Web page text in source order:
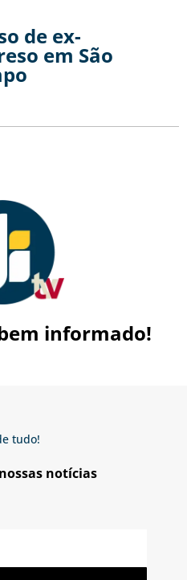
de ex-
em São
informado!
tudo!
notícias